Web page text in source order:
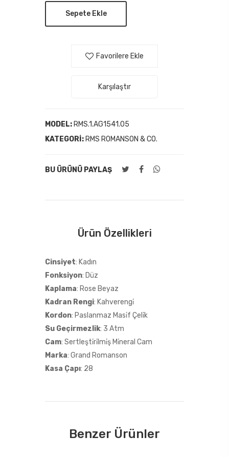
Sepete Ekle
Favorilere Ekle
Karşılaştır
MODEL: RMS.1.AG1541.05
KATEGORI: RMS ROMANSON & CO.
BU ÜRÜNÜ PAYLAŞ
Ürün Özellikleri
Cinsiyet: Kadın
Fonksiyon: Düz
Kaplama: Rose Beyaz
Kadran Rengi: Kahverengi̇
Kordon: Paslanmaz Masi̇f Çeli̇k
Su Geçirmezlik: 3 Atm
Cam: Sertleşti̇ri̇lmi̇ş Mi̇neral Cam
Marka: Grand Romanson
Kasa Çapı: 28
Benzer Ürünler